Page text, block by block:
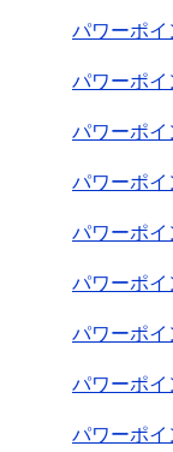
パワーポイ
パワーポイ
パワーポイ
パワーポ
パワーポイ
パワーポ
パワーポイ
パワーポイ
パワーポ